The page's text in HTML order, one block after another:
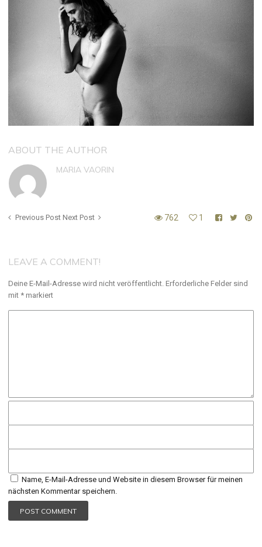
ABOUT THE AUTHOR
MARIA VAORIN
Previous Post Next Post 762 1
LEAVE A COMMENT!
Deine E-Mail-Adresse wird nicht veröffentlicht. Erforderliche Felder sind
mit * markiert
Name, E-Mail-Adresse und Website in diesem Browser für meinen
nächsten Kommentar speichern.